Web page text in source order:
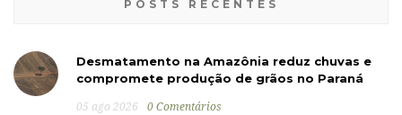
POSTS RECENTES
Desmatamento na Amazônia reduz chuvas e
compromete produção de grãos no Paraná
05 ago 2026 0 Comentários